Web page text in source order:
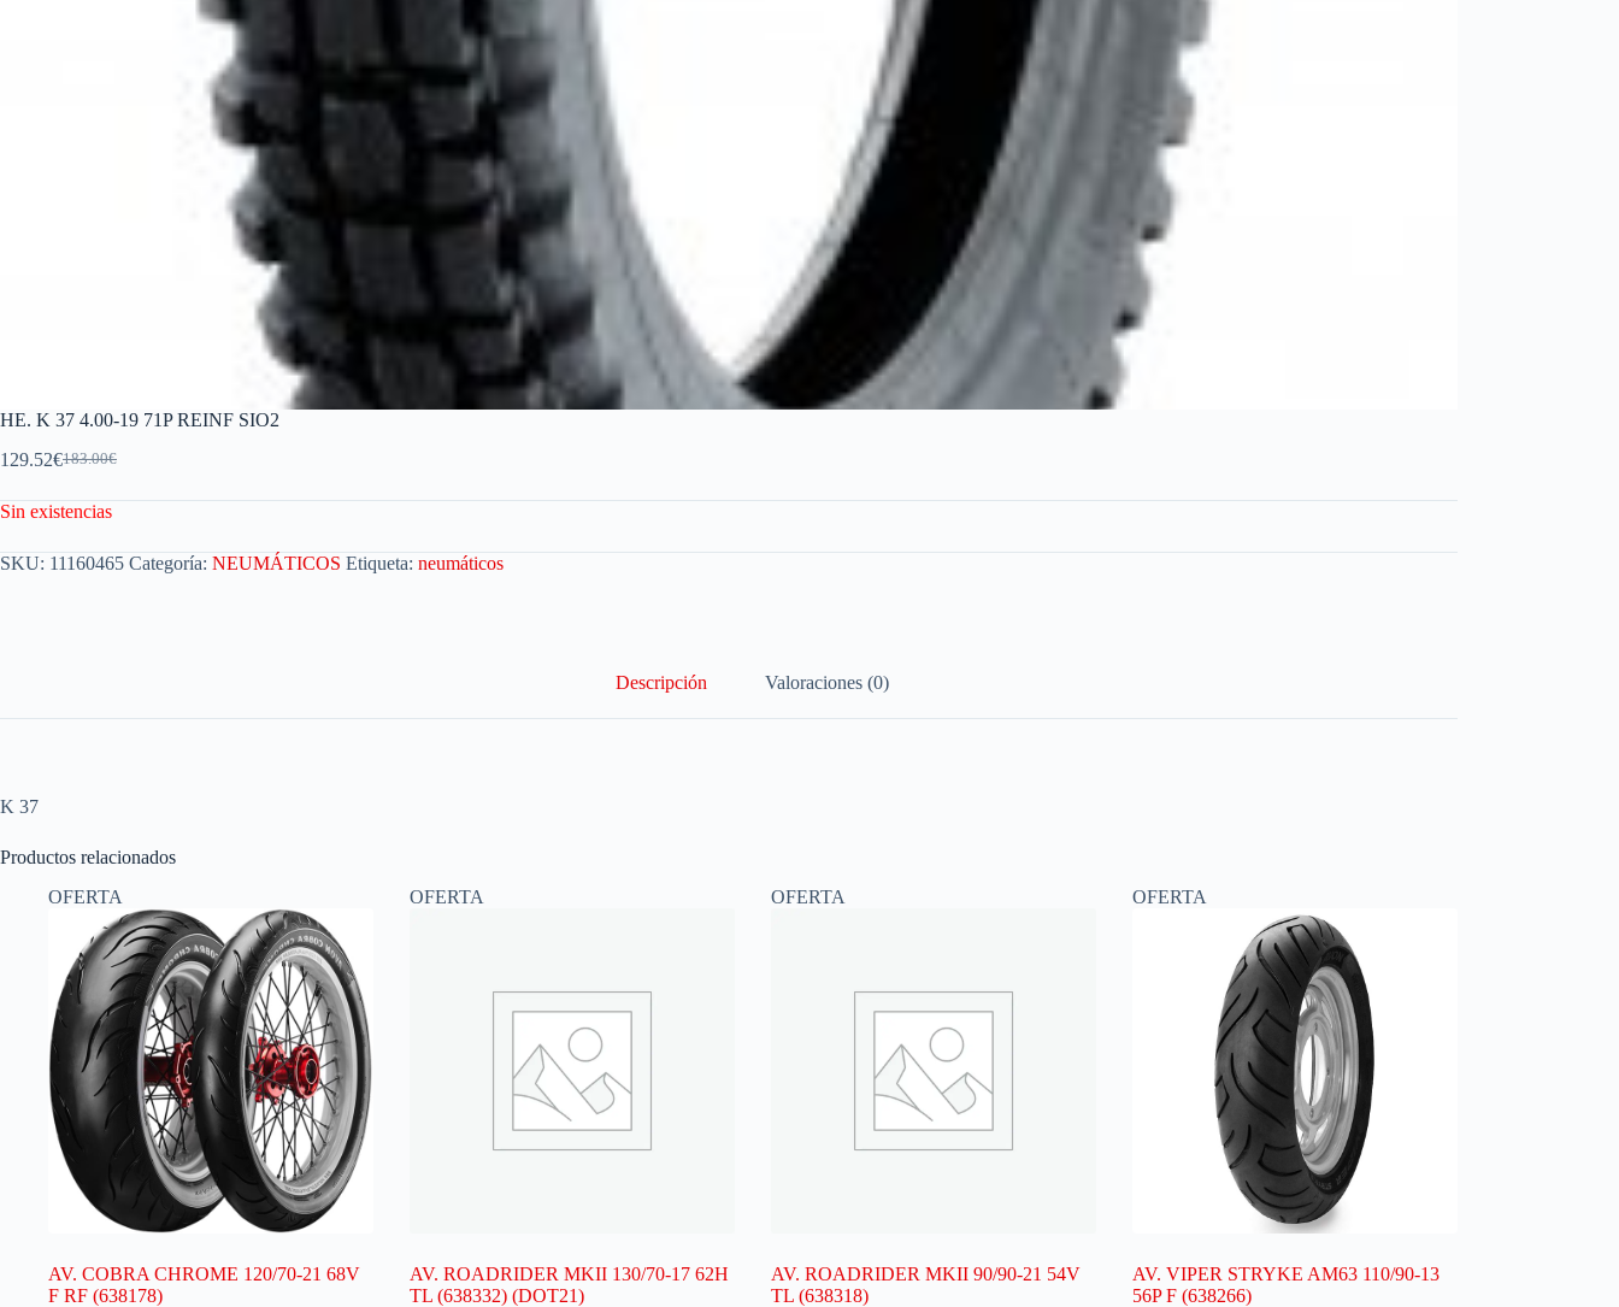
HE. K 37 4.00-19 71P REINF SIO2
183.00€
129.52€
Sin existencias
SKU: 11160465 Categoría: NEUMÁTICOS Etiqueta: neumáticos
Descripción Valoraciones (0)
K 37
Productos relacionados
OFERTA
AV. COBRA CHROME 120/70-21 68V
F RF (638178)
OFERTA
AV. ROADRIDER MKII 130/70-17 62H
TL (638332) (DOT21)
OFERTA
AV. ROADRIDER MKII 90/90-21 54V
TL (638318)
OFERTA
AV. VIPER STRYKE AM63 110/90-13
56P F (638266)